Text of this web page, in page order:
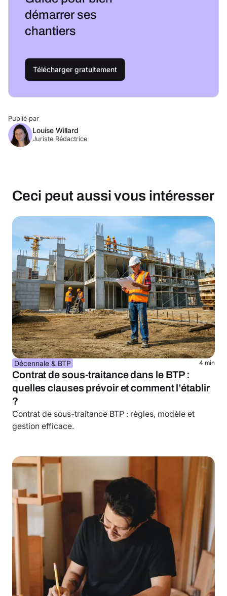
démarrer ses
chantiers
Télécharger gratuitement
Publié par
Louise Willard
Juriste Rédactrice
Ceci peut aussi vous intéresser
Décennale & BTP 4 min
Contrat de sous-traitance dans le BTP :
quelles clauses prévoir et comment l’établir
?
Contrat de sous-traitance BTP : règles, modèle et
gestion efficace.